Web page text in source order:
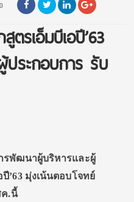
รเอ็มบีเอปี’63
ระกอบการ รับ
รพัฒนาผู้บริหารและผู้
’63 มุ่งเน้นตอบโจทย์
ค.นี้